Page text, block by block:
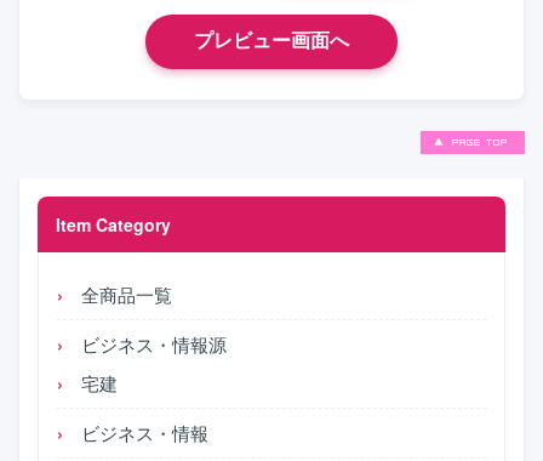
Item Category
全商品一覧
ビジネス・情報源
宅建
ビジネス・情報